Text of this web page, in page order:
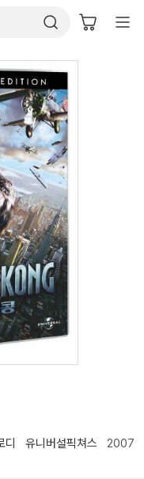
디 유니버설픽쳐스 2007